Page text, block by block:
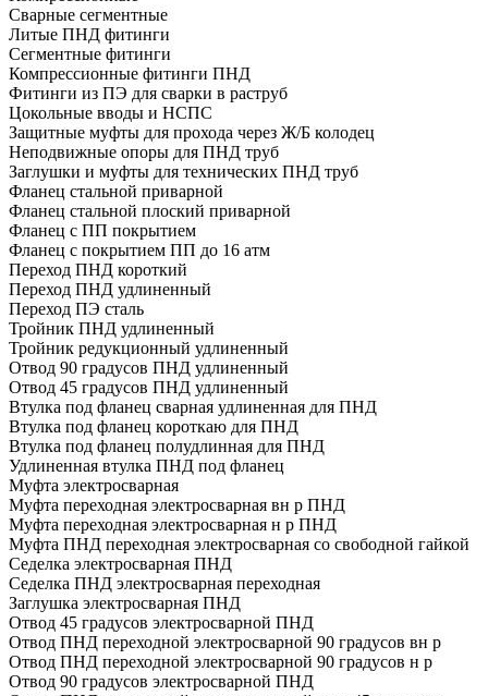
Сварные сегментные
Литые ПНД фитинги
Сегментные фитинги
Компрессионные фитинги ПНД
Фитинги из ПЭ для сварки в раструб
Цокольные вводы и НСПС
Защитные муфты для прохода через Ж/Б колодец
Неподвижные опоры для ПНД труб
Заглушки и муфты для технических ПНД труб
Фланец стальной приварной
Фланец стальной плоский приварной
Фланец с ПП покрытием
Фланец с покрытием ПП до 16 атм
Переход ПНД короткий
Переход ПНД удлиненный
Переход ПЭ сталь
Тройник ПНД удлиненный
Тройник редукционный удлиненный
Отвод 90 градусов ПНД удлиненный
Отвод 45 градусов ПНД удлиненный
Втулка под фланец сварная удлиненная для ПНД
Втулка под фланец короткаю для ПНД
Втулка под фланец полудлинная для ПНД
Удлиненная втулка ПНД под фланец
Муфта электросварная
Муфта переходная электросварная вн р ПНД
Муфта переходная электросварная н р ПНД
Муфта ПНД переходная электросварная со свободной гайкой
Седелка электросварная ПНД
Седелка ПНД электросварная переходная
Заглушка электросварная ПНД
Отвод 45 градусов электросварной ПНД
Отвод ПНД переходной электросварной 90 градусов вн р
Отвод ПНД переходной электросварной 90 градусов н р
Отвод 90 градусов электросварной ПНД